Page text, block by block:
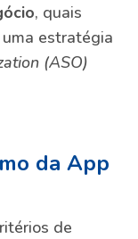
, quais
estratégia
(ASO)
da App
de